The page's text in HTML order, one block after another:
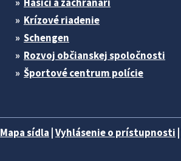
Krízové riadenie
Schengen
Rozvoj občianskej spoločnosti
Športové centrum polície
Mapa sídla Vyhlásenie o prístupnosti